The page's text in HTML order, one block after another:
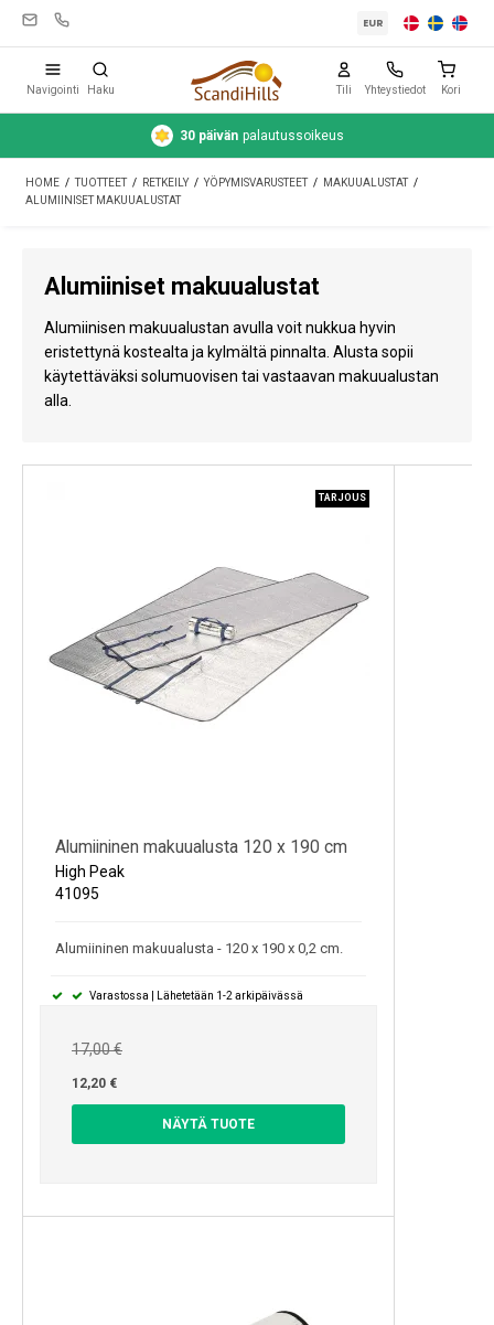
Teltat
Puhdistus ja hoito
Matkavarusteet
Auto ja peräkärry
Vesi
Varaosat
EUR
Navigointi Haku Tili Yhteystiedot Kori
30 päivän palautussoikeus
HOME / TUOTTEET / RETKEILY / YÖPYMISVARUSTEET / MAKUUALUSTAT /
ALUMIINISET MAKUUALUSTAT
Alumiiniset makuualustat
Alumiinisen makuualustan avulla voit nukkua hyvin
eristettynä kostealta ja kylmältä pinnalta. Alusta sopii
käytettäväksi solumuovisen tai vastaavan makuualustan
alla.
TARJOUS
Alumiininen makuualusta 120 x 190 cm
High Peak
41095
Alumiininen makuualusta - 120 x 190 x 0,2 cm.
Varastossa | Lähetetään 1-2 arkipäivässä
17,00 €
12,20 €
NÄYTÄ TUOTE